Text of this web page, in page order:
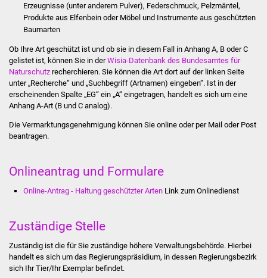
Schulentwicklung Bizet
Sanierung Hallenbad
Sanierung Bizethalle
Ortsentwicklung
Presse
Was erledige ich wo
Lebenslagen
Erzeugnisse (unter anderem Pulver), Federschmuck, Pelzmäntel,
Produkte aus Elfenbein oder Möbel und Instrumente aus geschützten
Baumarten
Ob Ihre Art geschützt ist und ob sie in diesem Fall in Anhang A, B oder C
gelistet ist, können Sie in derWisia-Datenbank des Bundesamtes für
Naturschutzrecherchieren. Sie können die Art dort auf der linken Seite
unter „Recherche“ und „Suchbegriff (Artnamen) eingeben“. Ist in der
erscheinenden Spalte „EG“ ein „A“ eingetragen, handelt es sich um eine
Anhang A-Art (B und C analog).
Die Vermarktungsgenehmigung können Sie online oder per Mail oder Post
beantragen.
Onlineantrag und Formulare
Online-Antrag - Haltung geschützter Arten Link zum Onlinedienst
Zuständige Stelle
Zuständig ist die für Sie zuständige höhere Verwaltungsbehörde. Hierbei
handelt es sich um das Regierungspräsidium, in dessen Regierungsbezirk
sich Ihr Tier/Ihr Exemplar befindet.